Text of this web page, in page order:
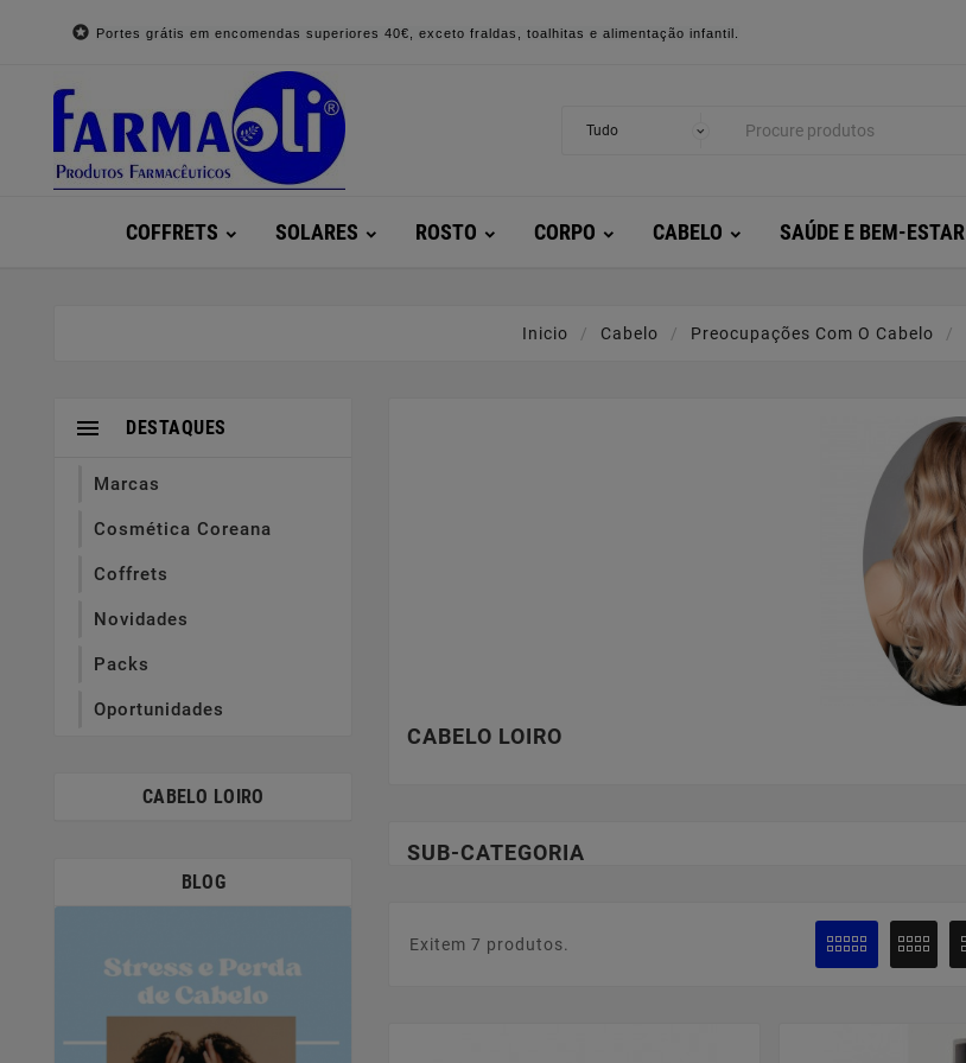
 Portes grátis em encomendas superiores 40€, exceto fraldas, toalhitas e alimentação infantil.
COFFRETS SOLARES ROSTO CORPO CABELO SAÚDE E BEM-ESTAR
Inicio Cabelo Preocupações Com O Cabelo
DESTAQUES

Marcas
Cosmética Coreana
Coffrets
Novidades
Packs
Oportunidades
CABELO LOIRO
BLOG
CABELO LOIRO
SUB-CATEGORIA
Exitem 7 produtos.